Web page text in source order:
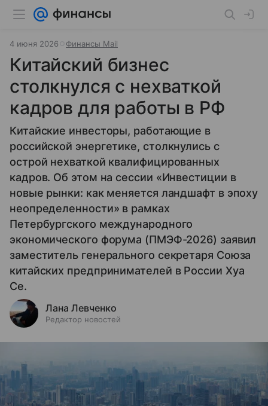
4 июня 2026 Финансы Mail
Китайский бизнес
столкнулся с нехваткой
кадров для работы в РФ
Китайские инвесторы, работающие в
российской энергетике, столкнулись с
острой нехваткой квалифицированных
кадров. Об этом на сессии «Инвестиции в
новые рынки: как меняется ландшафт в эпоху
неопределенности» в рамках
Петербургского международного
экономического форума (ПМЭФ-2026) заявил
заместитель генерального секретаря Союза
китайских предпринимателей в России Хуа
Се.
Лана Левченко
Редактор новостей